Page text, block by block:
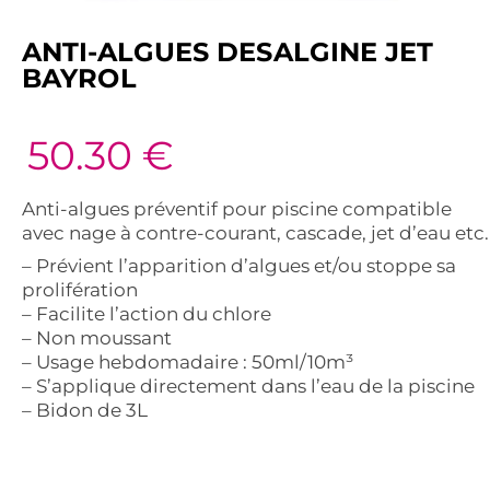
ANTI-ALGUES DESALGINE JET
BAYROL
50.30 €
Anti-algues préventif pour piscine compatible
avec nage à contre-courant, cascade, jet d’eau etc.
– Prévient l’apparition d’algues et/ou stoppe sa
prolifération
– Facilite l’action du chlore
– Non moussant
– Usage hebdomadaire : 50ml/10m³
– S’applique directement dans l’eau de la piscine
– Bidon de 3L